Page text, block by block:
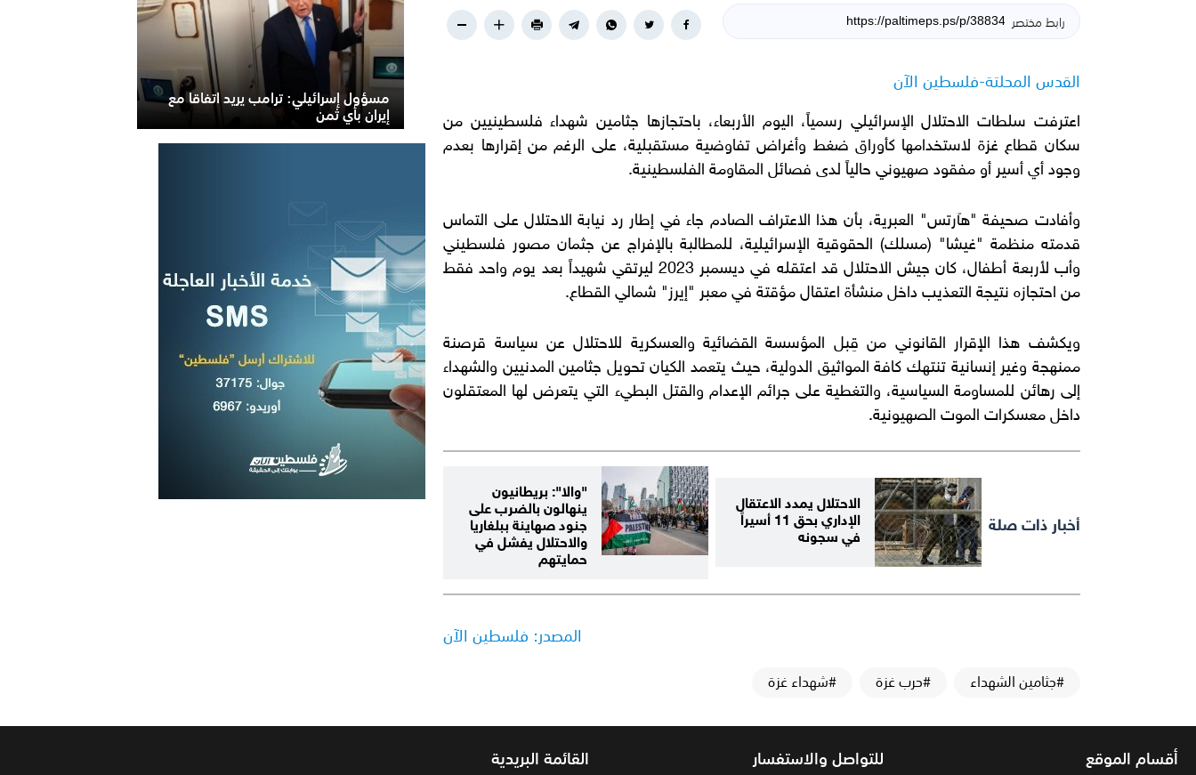
رابط مختصر
القدس المحلتة-فلسطين الآن
اعترفت سلطات الاحتلال الإسرائيلي رسمياً، اليوم الأربعاء، باحتجازها جثامين شهداء فلسطينيين من
سكان قطاع غزة لاستخدامها كأوراق ضغط وأغراض تفاوضية مستقبلية، على الرغم من إقرارها بعدم
وجود أي أسير أو مفقود صهيوني حالياً لدى فصائل المقاومة الفلسطينية.
وأفادت صحيفة "هآرتس" العبرية، بأن هذا الاعتراف الصادم جاء في إطار رد نيابة الاحتلال على التماس
قدمته منظمة "غيشا" (مسلك) الحقوقية الإسرائيلية، للمطالبة بالإفراج عن جثمان مصور فلسطيني
وأب لأربعة أطفال، كان جيش الاحتلال قد اعتقله في ديسمبر 2023 ليرتقي شهيداً بعد يوم واحد فقط
من احتجازه نتيجة التعذيب داخل منشأة اعتقال مؤقتة في معبر "إيرز" شمالي القطاع.
ويكشف هذا الإقرار القانوني من قِبل المؤسسة القضائية والعسكرية للاحتلال عن سياسة قرصنة
ممنهجة وغير إنسانية تنتهك كافة المواثيق الدولية، حيث يتعمد الكيان تحويل جثامين المدنيين والشهداء
إلى رهائن للمساومة السياسية، والتغطية على جرائم الإعدام والقتل البطيء التي يتعرض لها المعتقلون
داخل معسكرات الموت الصهيونية.
أخبار ذات صلة
الاحتلال يمدد الاعتقال
الإداري بحق 11 أسيراً
في سجونه
"والا": بريطانيون
ينهالون بالضرب على
جنود صهاينة ببلغاريا
والاحتلال يفشل في
حمايتهم
المصدر: فلسطين الآن
#جثامين الشهداء #حرب غزة #شهداء غزة
مسؤول إسرائيلي: ترامب يريد اتفاقا مع
إيران بأي ثمن
أقسام الموقع للتواصل والاستفسار القائمة البريدية